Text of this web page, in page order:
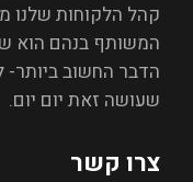
קהל הלקוחות שלנו
המשותף בנהם הוא
הדבר החשוב ביותר-
שעושה זאת יום יום.
צרו קשר